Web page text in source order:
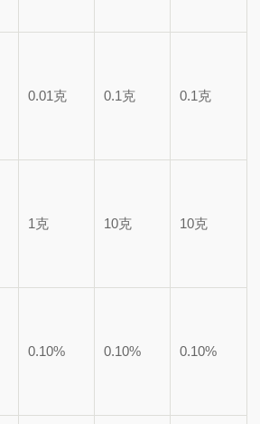
0.01克 0.1克 0.1克
1克 10克 10克
0.10% 0.10% 0.10%